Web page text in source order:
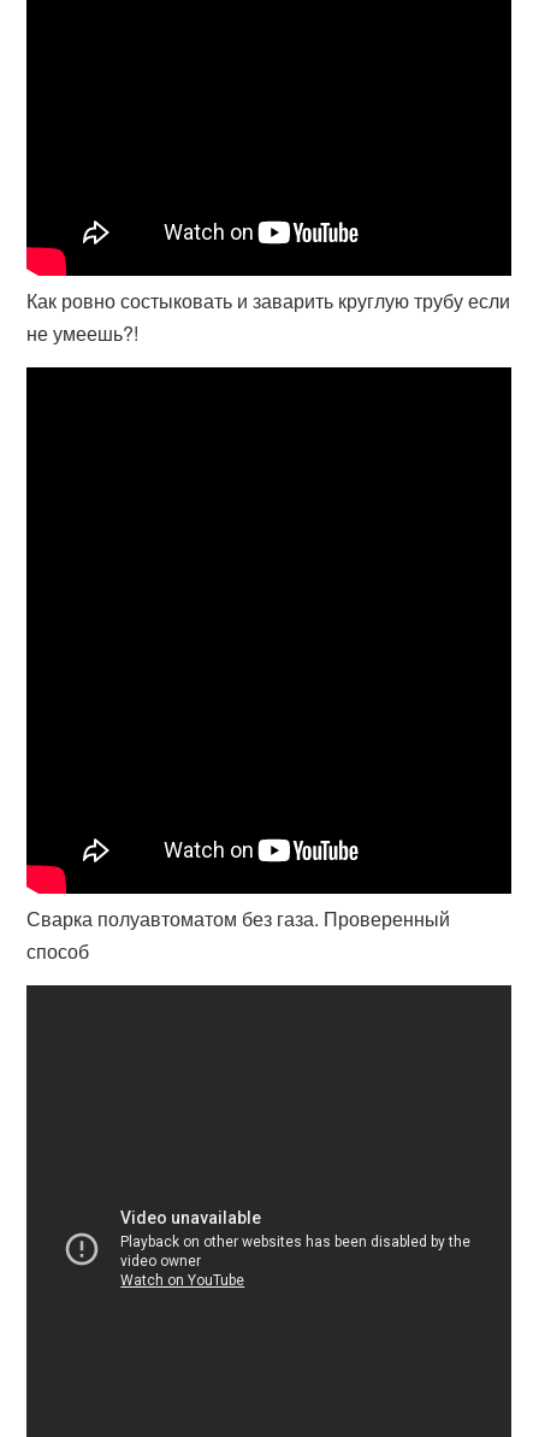
Как ровно состыковать и заварить круглую трубу если
не умеешь?!
Сварка полуавтоматом без газа. Проверенный
способ